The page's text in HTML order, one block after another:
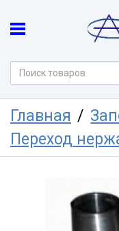
Главная
Переход